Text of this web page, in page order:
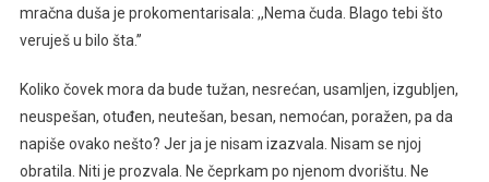
mračna duša je prokomentarisala: ,,Nema čuda. Blago tebi što
veruješ u bilo šta.’’
Koliko čovek mora da bude tužan, nesrećan, usamljen, izgubljen,
neuspešan, otuđen, neutešan, besan, nemoćan, poražen, pa da
napiše ovako nešto? Jer ja je nisam izazvala. Nisam se njoj
obratila. Niti je prozvala. Ne čeprkam po njenom dvorištu. Ne